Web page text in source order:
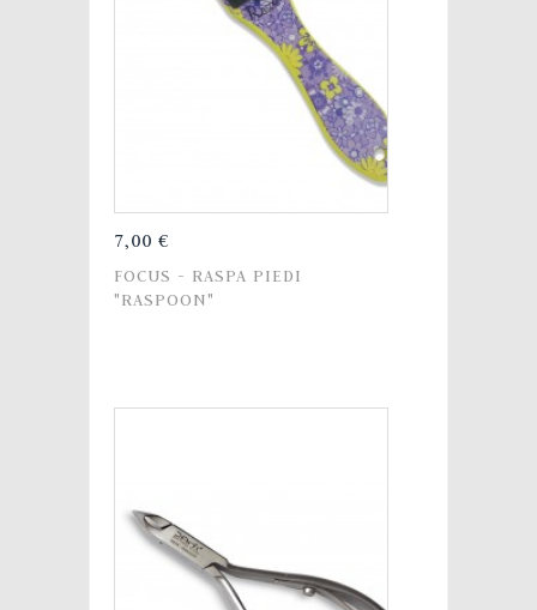
7,00 €
FOCUS - RASPA PIEDI
"RASPOON"